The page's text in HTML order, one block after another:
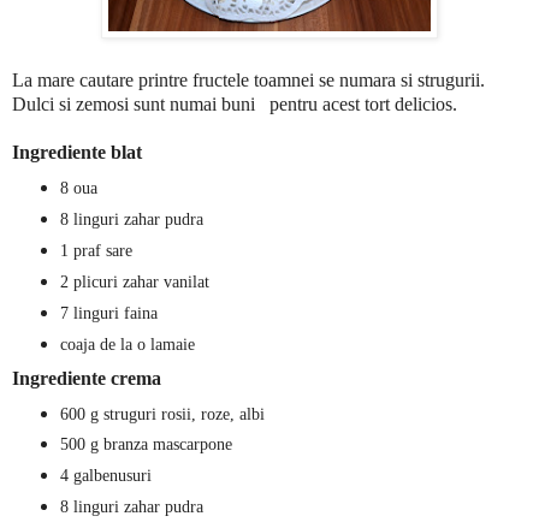
La mare cautare printre fructele toamnei se numara si strugurii.
Dulci si zemosi sunt numai buni pentru acest tort delicios.
Ingrediente blat
8 oua
8 linguri zahar pudra
1 praf sare
2 plicuri zahar vanilat
7 linguri faina
coaja de la o lamaie
Ingrediente crema
600 g struguri rosii, roze, albi
500 g branza mascarpone
4 galbenusuri
8 linguri zahar pudra